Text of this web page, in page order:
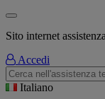
Sito internet
Accedi
Italiano